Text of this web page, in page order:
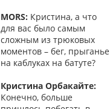
MORS: Кристина, а что
для вас было самым
сложным из трюковых
моментов – бег, прыганье
на каблуках на батуте?
Кристина Орбакайте:
Конечно, больше